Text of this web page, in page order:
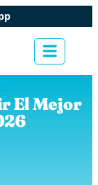
El Mejor